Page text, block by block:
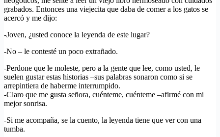
grabados. Entonces una viejecita que daba de comer a los gatos se
acercó y me dijo:
-Joven, ¿usted conoce la leyenda de este lugar?
-No – le contesté un poco extrañado.
-Perdone que le moleste, pero a la gente que lee, como usted, le
suelen gustar estas historias –sus palabras sonaron como si se
arrepintiera de haberme interrumpido.
-Claro que me gusta señora, cuénteme, cuénteme –afirmé con mi
mejor sonrisa.
-Si me acompaña, se la cuento, la leyenda tiene que ver con una
tumba.